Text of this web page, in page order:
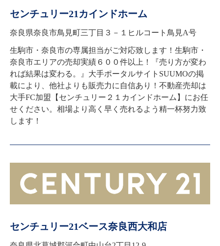
センチュリー21カインドホーム
奈良県奈良市鳥見町三丁目３－１ヒルコート鳥見A号
生駒市・奈良市の専属担当がご対応致します！生駒市・
奈良市エリアの売却実績６００件以上！『売り方が変わ
れば結果は変わる。』大手ポータルサイトSUUMOの掲
載により、他社よりも販売力に自信あり！不動産売却は
大手FC加盟【センチュリー２１カインドホーム】にお任
せください。相場より高く早く売れるよう精一杯努力致
します！
センチュリー21ベース奈良西大和店